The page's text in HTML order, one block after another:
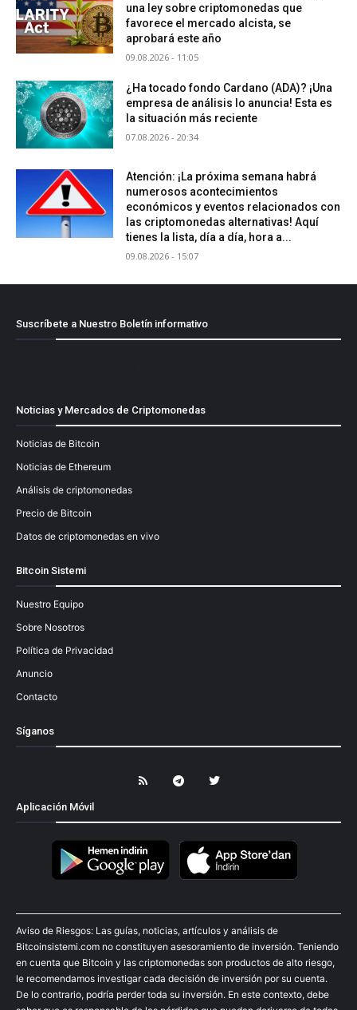
una ley sobre criptomonedas que
favorece el mercado alcista, se
aprobará este año
09.08.2026 - 11:05
¿Ha tocado fondo Cardano (ADA)? ¡Una
empresa de análisis lo anuncia! Esta es
la situación más reciente
07.08.2026 - 20:34
Atención: ¡La próxima semana habrá
numerosos acontecimientos
económicos y eventos relacionados con
las criptomonedas alternativas! Aquí
tienes la lista, día a día, hora a...
09.08.2026 - 15:07
Suscríbete a Nuestro Boletín informativo
Noticias y Mercados de Criptomonedas
Noticias de Bitcoin
Noticias de Ethereum
Análisis de criptomonedas
Precio de Bitcoin
Datos de criptomonedas en vivo
Bitcoin Sistemi
Nuestro Equipo
Sobre Nosotros
Política de Privacidad
Anuncio
Contacto
Síganos
Aplicación Móvil
Aviso de Riesgos: Las guías, noticias, artículos y análisis de
Bitcoinsistemi.com no constituyen asesoramiento de inversión. Teniendo
en cuenta que Bitcoin y las criptomonedas son productos de alto riesgo,
le recomendamos investigar cada decisión de inversión por su cuenta.
De lo contrario, podría perder toda su inversión. En este contexto, debe